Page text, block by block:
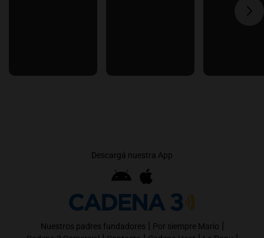
Descargá nuestra App
Nuestros padres fundadores | Por siempre Mario |